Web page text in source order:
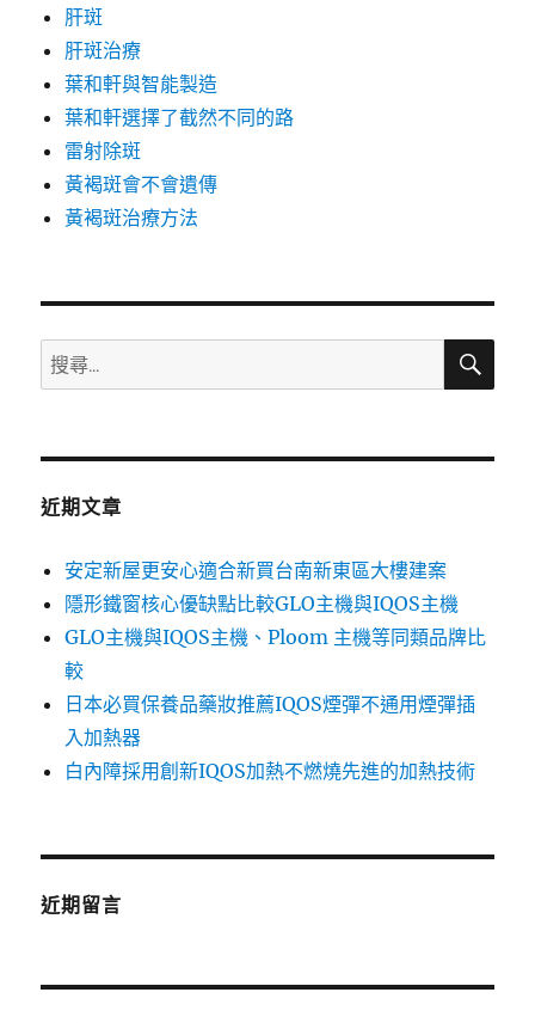
肝斑
肝斑治療
葉和軒與智能製造
葉和軒選擇了截然不同的路
雷射除斑
黃褐斑會不會遺傳
黃褐斑治療方法
搜
尋
鍵
搜
近期文章
安定新屋更安心適合新買台南新東區大樓建案
隱形鐵窗核心優缺點比較GLO主機與IQOS主機
GLO主機與IQOS主機、Ploom 主機等同類品牌比
較
日本必買保養品藥妝推薦IQOS煙彈不通用煙彈插
入加熱器
白內障採用創新IQOS加熱不燃燒先進的加熱技術
近期留言